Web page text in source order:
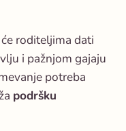
roditeljima dati
i pažnjom gajaju
potreba
podršku